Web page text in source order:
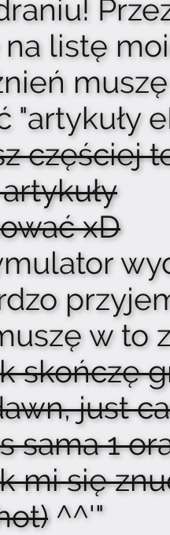
listę
muszę
"artykuły
częściej
xD
w to
skończę
just
sama 1
mi się
^^'"